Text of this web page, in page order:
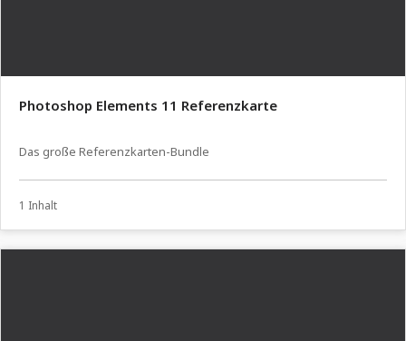
Photoshop Elements 11 Referenzkarte
Das große Referenzkarten-Bundle
1 Inhalt